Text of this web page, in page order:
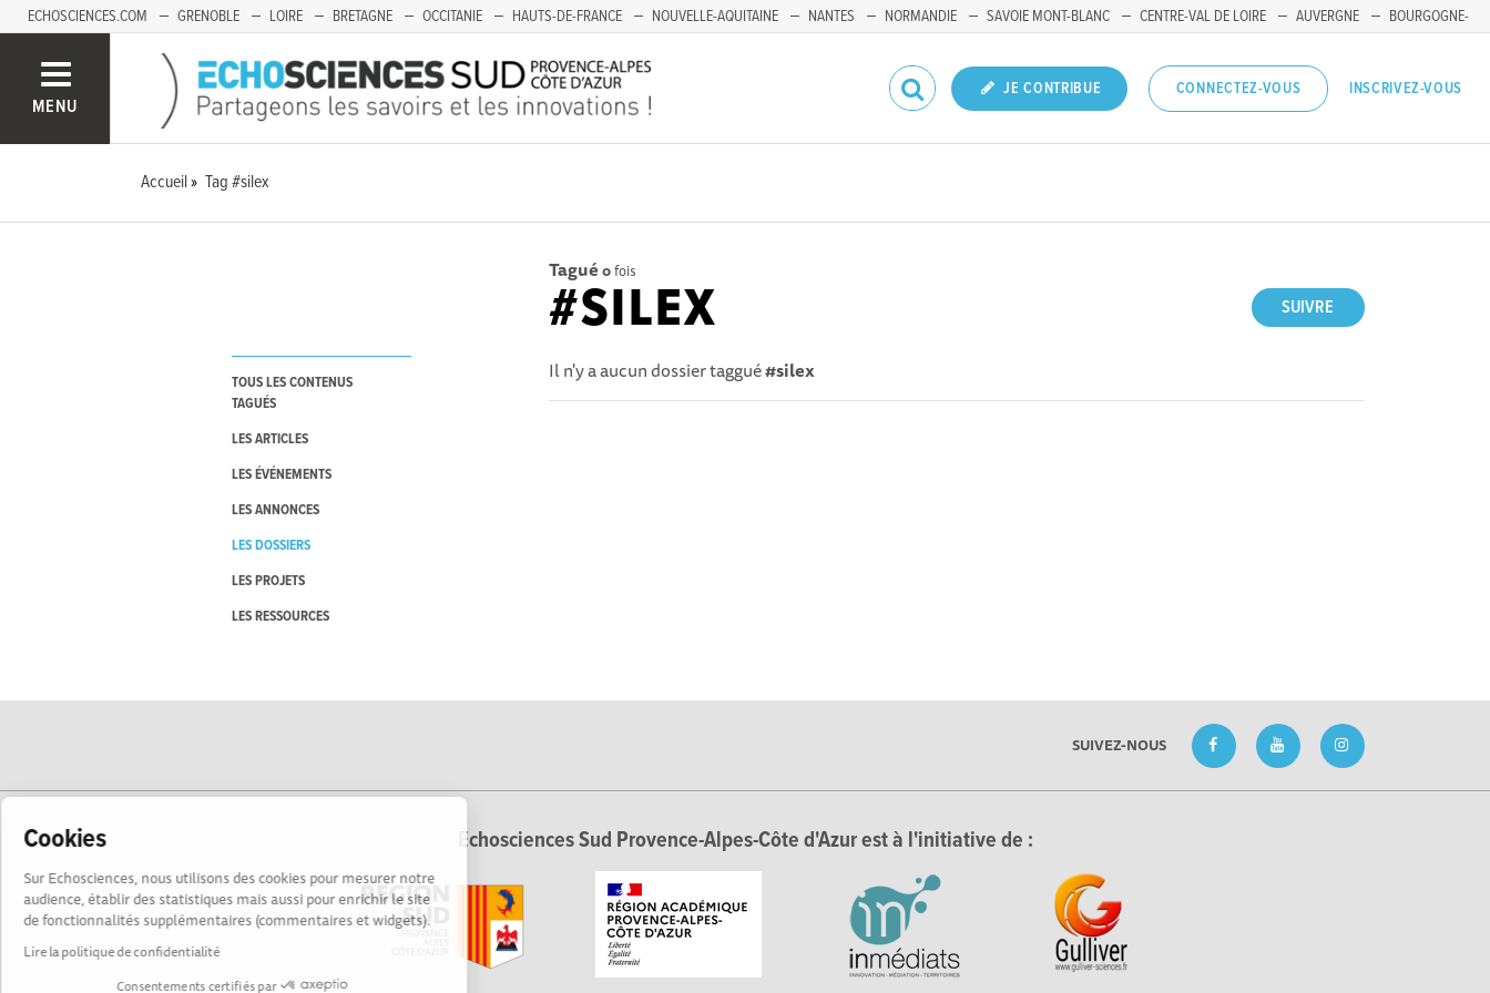
Cookies
Sur Echosciences, nous utilisons des cookies pour mesurer notre
audience, établir des statistiques mais aussi pour enrichir le site
de fonctionnalités supplémentaires (commentaires et widgets).
Lire la politique de confidentialité
Consentements certifiés par
ECHOSCIENCES.COM GRENOBLE LOIRE BRETAGNE OCCITANIE HAUTS-DE-FRANCE NOUVELLE-AQUITAINE NANTES NORMANDIE SAVOIE MONT-BLANC CENTRE-VAL DE LOIRE AUVERGNE
BOURGOGNE-
MENU
JE CONTRIBUE CONNECTEZ-VOUS INSCRIVEZ-VOUS
Accueil Tag #silex
TOUS LES CONTENUS
TAGUÉS
LES ARTICLES
LES ÉVÉNEMENTS
LES ANNONCES
LES DOSSIERS
LES PROJETS
LES RESSOURCES
Tagué 0fois
SUIVRE
#SILEX
Il n'y a aucun dossier taggué#silex
SUIVEZ-NOUS
Echosciences Sud Provence-Alpes-Côte d'Azur est à l'initiative de :